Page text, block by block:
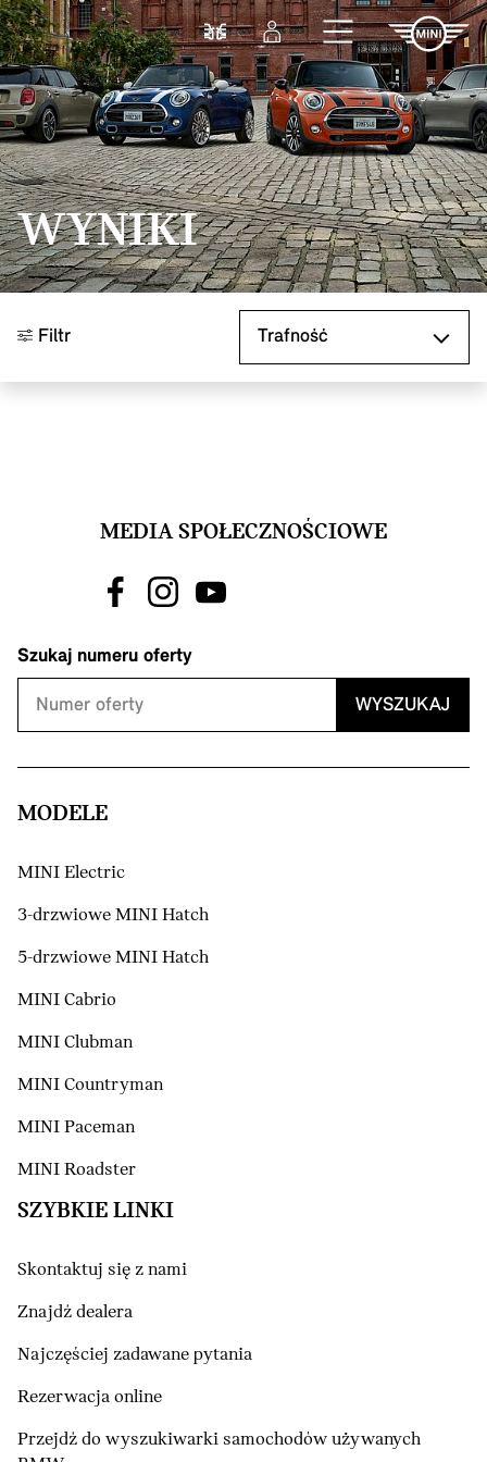
Przejdź do głównej treści
PorównajZaloguj się
WYNIKI
Filtr
MEDIA SPOŁECZNOŚCIOWE
Szukaj numeru oferty
WYSZUKAJ
MODELE
MINI Electric
3-drzwiowe MINI Hatch
5-drzwiowe MINI Hatch
MINI Cabrio
MINI Clubman
MINI Countryman
MINI Paceman
MINI Roadster
SZYBKIE LINKI
Skontaktuj się z nami
Znajdź dealera
Najczęściej zadawane pytania
Rezerwacja online
Przejdź do wyszukiwarki samochodów używanych